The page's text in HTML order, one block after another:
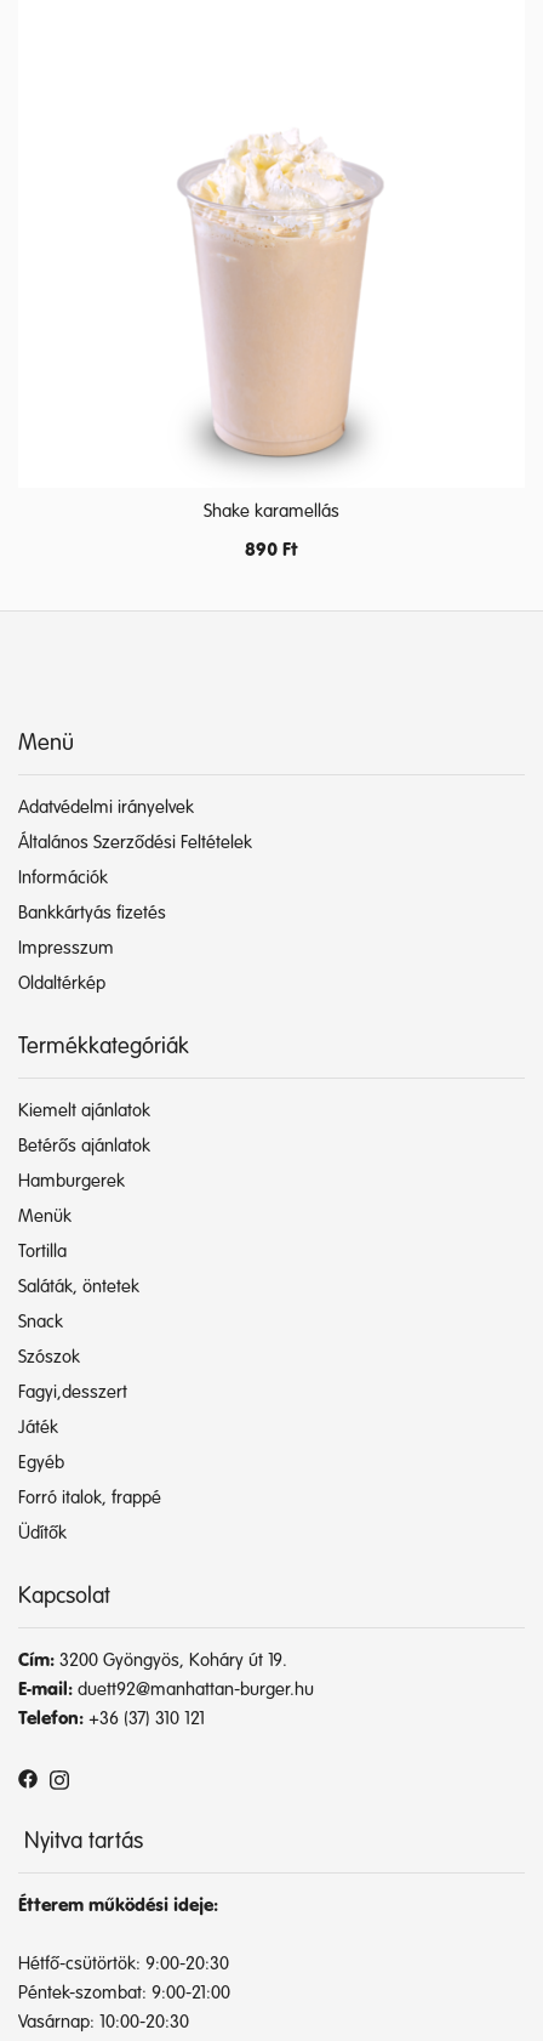
Shake karamellás
890 Ft
Menü
Adatvédelmi irányelvek
Általános Szerződési Feltételek
Információk
Bankkártyás fizetés
Impresszum
Oldaltérkép
Termékkategóriák
Kiemelt ajánlatok
Betérős ajánlatok
Hamburgerek
Menük
Tortilla
Saláták, öntetek
Snack
Szószok
Fagyi,desszert
Játék
Egyéb
Forró italok, frappé
Üdítők
Kapcsolat
Cím: 3200 Gyöngyös, Koháry út 19.
E-mail: duett92@manhattan-burger.hu
Telefon: +36 (37) 310 121
Nyitva tartás
Étterem működési ideje:
Hétfő-csütörtök: 9:00-20:30
Péntek-szombat: 9:00-21:00
Vasárnap: 10:00-20:30